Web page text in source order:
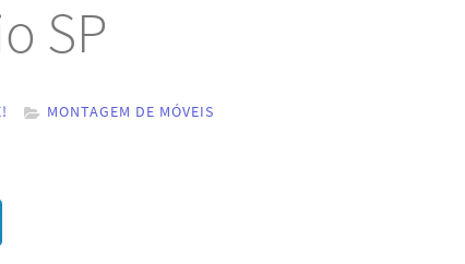
SP
MONTAGEM DE MÓVEIS